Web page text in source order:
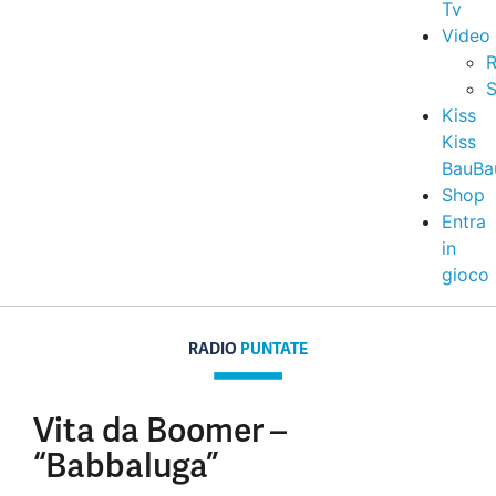
Tv
Video
Kiss
Kiss
Shop
Entra
in
gioco
RADIO PUNTATE
Vita da Boomer –
“Babbaluga”